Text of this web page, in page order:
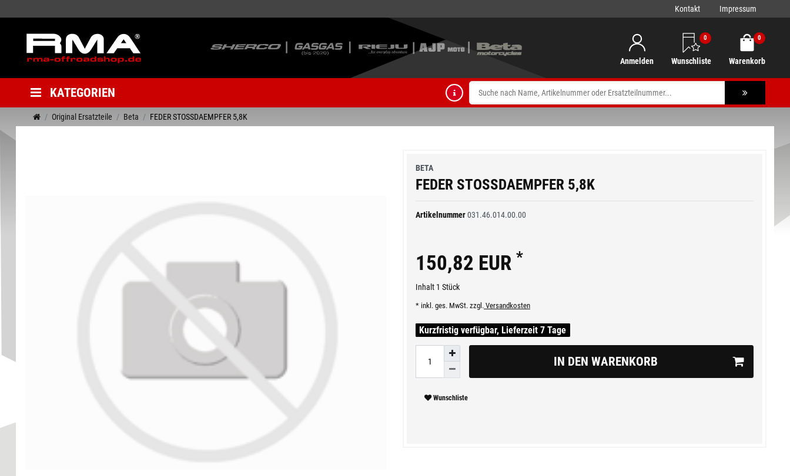
Kontakt Impressum
Anmelden
0
Wunschliste
0
Warenkorb
KATEGORIEN
Original Ersatzteile Beta FEDER STOSSDAEMPFER 5,8K
BETA
FEDER STOSSDAEMPFER 5,8K
Artikelnummer031.46.014.00.00
150,82 EUR *
Inhalt 1 Stück
* inkl. ges. MwSt. zzgl. Versandkosten
Kurzfristig verfügbar, Lieferzeit 7 Tage
IN DEN WARENKORB
Wunschliste